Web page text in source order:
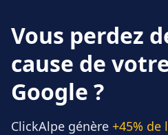
Vous perdez
cause de
Google ?
ClickAlpe génère +45% de